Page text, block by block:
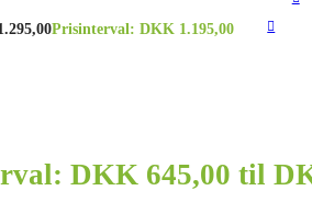
Prisinterval: DKK 1.195,00
DKK 645,00 til